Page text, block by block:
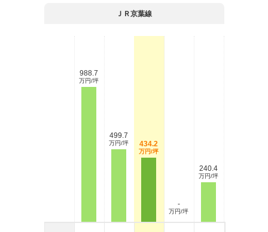
ＪＲ京葉線
988.7
万円/坪
499.7
万円/坪 434.2
万円/坪
-
万円/坪
240.4
万円/坪